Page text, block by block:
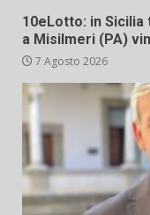
10eLotto: in
a Misilmeri (PA)
7 Agosto 2026